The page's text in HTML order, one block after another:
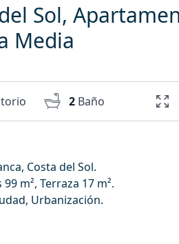
Sol,
Media
2 Baño
Costa del Sol.
m², Terraza 17 m².
Urbanización.